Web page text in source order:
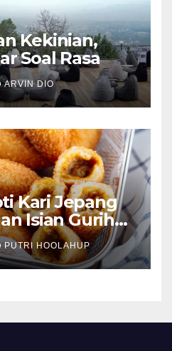
Kekinian,
Soal Rasa
ARVIN DIO
Kari Jepang
Isian Gurih
PUTRI HOOLAHUP